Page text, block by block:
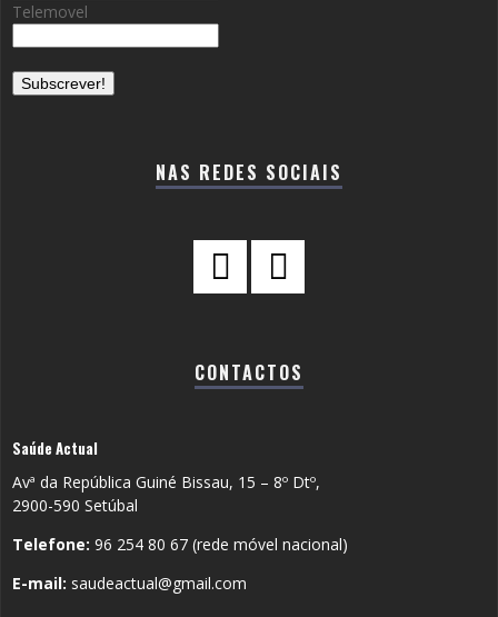
Telemovel
NAS REDES SOCIAIS
CONTACTOS
Saúde Actual
Avª da República Guiné Bissau, 15 – 8º Dtº,
2900-590 Setúbal
Telefone: 96 254 80 67 (rede móvel nacional)
E-mail: saudeactual@gmail.com